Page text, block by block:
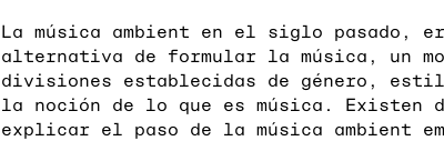
La música ambient en el siglo pasado,
alternativa de formular la música, un
divisiones establecidas de género,
la noción de lo que es música. Existen
explicar el paso de la música ambient